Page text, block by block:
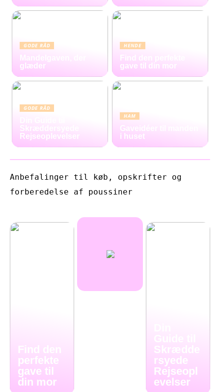
GODE RÅD
Mandelgaven, der
glæder
HENDE
Find den perfekte
gave til din mor
GODE RÅD
Skræddersyede
Rejseoplevelser
HAM
Gaveidéer til manden
i huset
Anbefalinger til køb, opskrifter og
forberedelse af poussiner
Find den
perfekte
gave til
din mor
Guide til
Skrædde
rsyede
Rejseopl
evelser